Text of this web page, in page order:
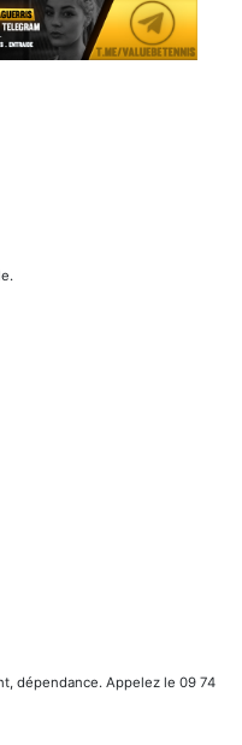
dépendance. Appelez le 09 74